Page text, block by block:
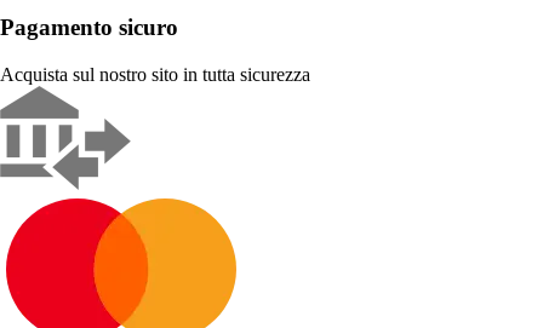
Pagamento sicuro
Acquista sul nostro sito in tutta sicurezza